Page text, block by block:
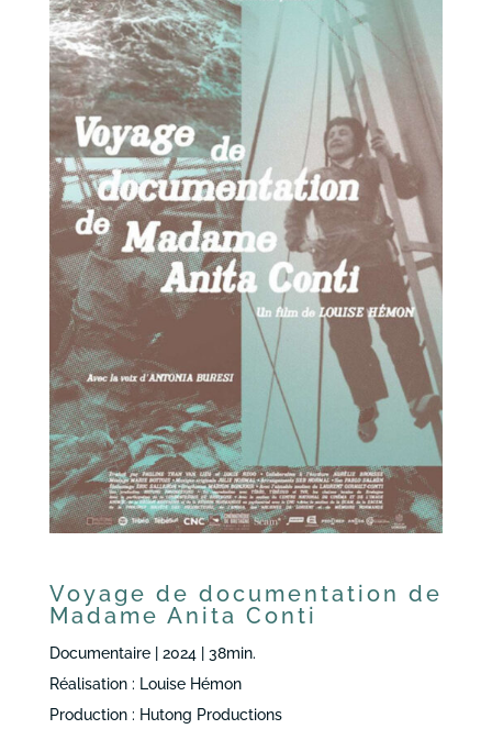
Voyage de documentation de
Madame Anita Conti
Documentaire | 2024 | 38min.
Réalisation : Louise Hémon
Production : Hutong Productions